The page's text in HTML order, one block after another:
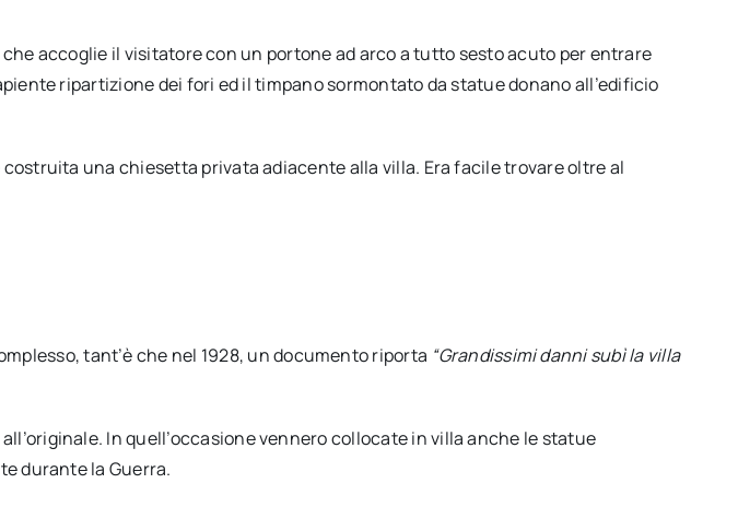
accoglie il visitatore con un portone ad arco a tutto sesto acuto per entrare
ripartizione dei fori ed il timpano sormontato da statue donano all’edificio
una chiesetta privata adiacente alla villa. Era facile trovare oltre al
tant’è che nel 1928, un documento riporta “Grandissimi danni subì la villa
In quell’occasione vennero collocate in villa anche le statue
durante la Guerra.